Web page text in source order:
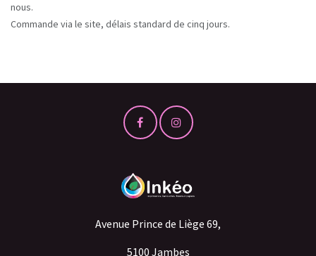
nous.
Commande via le site, délais standard de cinq jours.
Avenue Prince de Liège 69,
5100 Jambes